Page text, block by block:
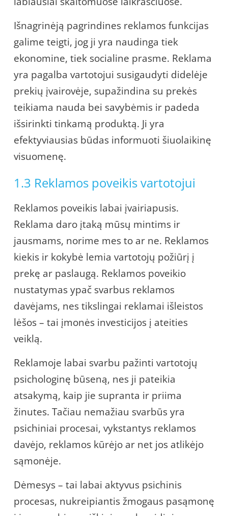
Išnagrinėją pagrindines reklamos funkcijas
galime teigti, jog ji yra naudinga tiek
ekonomine, tiek socialine prasme. Reklama
yra pagalba vartotojui susigaudyti didelėje
prekių įvairovėje, supažindina su prekės
teikiama nauda bei savybėmis ir padeda
išsirinkti tinkamą produktą. Ji yra
efektyviausias būdas informuoti šiuolaikinę
visuomenę.
1.3 Reklamos poveikis vartotojui
Reklamos poveikis labai įvairiapusis.
Reklama daro įtaką mūsų mintims ir
jausmams, norime mes to ar ne. Reklamos
kiekis ir kokybė lemia vartotojų požiūrį į
prekę ar paslaugą. Reklamos poveikio
nustatymas ypač svarbus reklamos
davėjams, nes tikslingai reklamai išleistos
lėšos – tai įmonės investicijos į ateities
veiklą.
Reklamoje labai svarbu pažinti vartotojų
psichologinę būseną, nes ji pateikia
atsakymą, kaip jie supranta ir priima
žinutes. Tačiau nemažiau svarbūs yra
psichiniai procesai, vykstantys reklamos
davėjo, reklamos kūrėjo ar net jos atlikėjo
sąmonėje.
Dėmesys – tai labai aktyvus psichinis
procesas, nukreipiantis žmogaus pasąmonę